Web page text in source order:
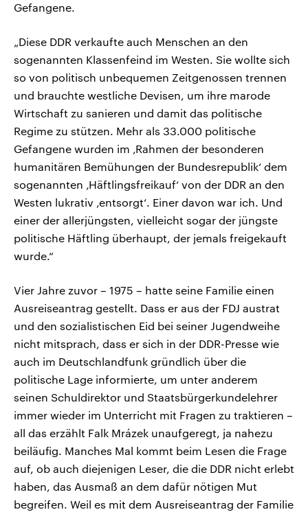
Gefangene.
„Diese DDR verkaufte auch Menschen an den
sogenannten Klassenfeind im Westen. Sie wollte sich
so von politisch unbequemen Zeitgenossen trennen
und brauchte westliche Devisen, um ihre marode
Wirtschaft zu sanieren und damit das politische
Regime zu stützen. Mehr als 33.000 politische
Gefangene wurden im ‚Rahmen der besonderen
humanitären Bemühungen der Bundesrepublik‘ dem
sogenannten ‚Häftlingsfreikauf‘ von der DDR an den
Westen lukrativ ‚entsorgt‘. Einer davon war ich. Und
einer der allerjüngsten, vielleicht sogar der jüngste
politische Häftling überhaupt, der jemals freigekauft
wurde.“
Vier Jahre zuvor – 1975 – hatte seine Familie einen
Ausreiseantrag gestellt. Dass er aus der FDJ austrat
und den sozialistischen Eid bei seiner Jugendweihe
nicht mitsprach, dass er sich in der DDR-Presse wie
auch im Deutschlandfunk gründlich über die
politische Lage informierte, um unter anderem
seinen Schuldirektor und Staatsbürgerkundelehrer
immer wieder im Unterricht mit Fragen zu traktieren –
all das erzählt Falk Mrázek unaufgeregt, ja nahezu
beiläufig. Manches Mal kommt beim Lesen die Frage
auf, ob auch diejenigen Leser, die die DDR nicht erlebt
haben, das Ausmaß an dem dafür nötigen Mut
begreifen. Weil es mit dem Ausreiseantrag der Familie